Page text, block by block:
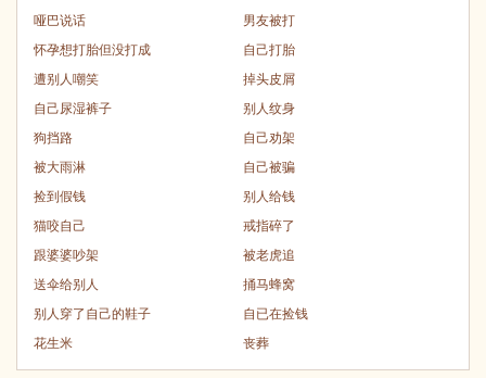
哑巴说话
男友被打
怀孕想打胎但没打成
自己打胎
遭别人嘲笑
掉头皮屑
自己尿湿裤子
别人纹身
狗挡路
自己劝架
被大雨淋
自己被骗
捡到假钱
别人给钱
猫咬自己
戒指碎了
跟婆婆吵架
被老虎追
送伞给别人
捅马蜂窝
别人穿了自己的鞋子
自已在捡钱
花生米
丧葬